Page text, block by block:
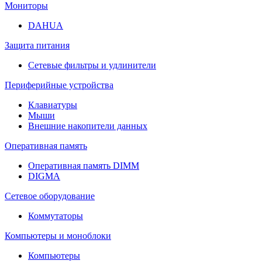
Мониторы
DAHUA
Защита питания
Сетевые фильтры и удлинители
Периферийные устройства
Клавиатуры
Мыши
Внешние накопители данных
Оперативная память
Оперативная память DIMM
DIGMA
Сетевое оборудование
Коммутаторы
Компьютеры и моноблоки
Компьютеры